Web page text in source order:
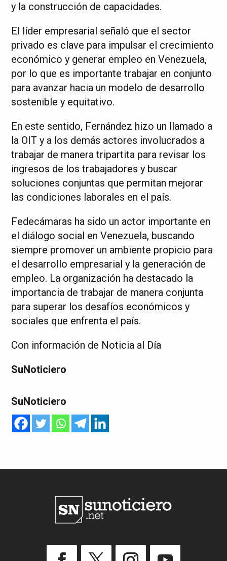
y la construcción de capacidades.
El líder empresarial señaló que el sector
privado es clave para impulsar el crecimiento
económico y generar empleo en Venezuela,
por lo que es importante trabajar en conjunto
para avanzar hacia un modelo de desarrollo
sostenible y equitativo.
En este sentido, Fernández hizo un llamado a
la OIT y a los demás actores involucrados a
trabajar de manera tripartita para revisar los
ingresos de los trabajadores y buscar
soluciones conjuntas que permitan mejorar
las condiciones laborales en el país.
Fedecámaras ha sido un actor importante en
el diálogo social en Venezuela, buscando
siempre promover un ambiente propicio para
el desarrollo empresarial y la generación de
empleo. La organización ha destacado la
importancia de trabajar de manera conjunta
para superar los desafíos económicos y
sociales que enfrenta el país.
Con información de Noticia al Día
SuNoticiero
SuNoticiero